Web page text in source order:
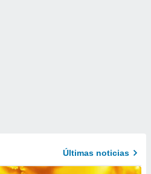
Últimas noticias